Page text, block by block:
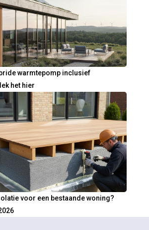
warmtepomp inclusief
het hier
voor een bestaande woning?